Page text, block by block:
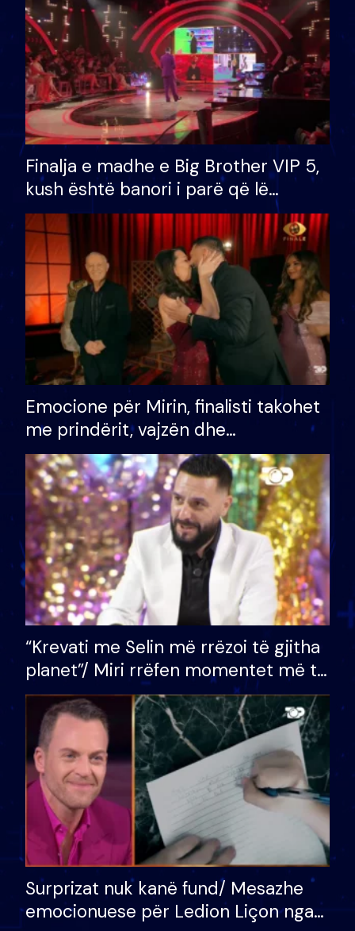
Finalja e madhe e Big Brother VIP 5,
kush është banori i parë që lë
shtëpinë dhe humb mundësinë për
të fituar çmimin e madh
Emocione për Mirin, finalisti takohet
me prindërit, vajzën dhe
bashkëshorten: S’kemi ndonjë letër
divorci apo jo?
“Krevati me Selin më rrëzoi të gjitha
planet”/ Miri rrëfen momentet më të
bukura në shtëpinë e BB VIP: Do më
mungojë zilja e mëngjesit kur…
Surprizat nuk kanë fund/ Mesazhe
emocionuese për Ledion Liçon nga